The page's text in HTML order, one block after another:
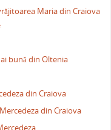
Maria din Craiova
bună din Oltenia
din Craiova
din Craiova